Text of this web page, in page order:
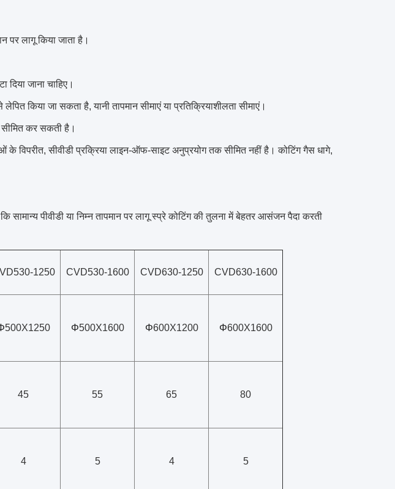
पर लागू किया जाता है।
जाना चाहिए।
किया जा सकता है, यानी तापमान सीमाएं या प्रतिक्रियाशीलता सीमाएं।
सीमित कर सकती है।
के विपरीत, सीवीडी प्रक्रिया लाइन-ऑफ-साइट अनुप्रयोग तक सीमित नहीं है। कोटिंग गैस धागे,
सामान्य पीवीडी या निम्न तापमान पर लागू स्प्रे कोटिंग की तुलना में बेहतर आसंजन पैदा करती
1250 CVD530-1600 CVD630-1250 CVD630-1600
500X1250 Φ500X1600 Φ600X1200 Φ600X1600
45 55 65 80
4 5 4 5